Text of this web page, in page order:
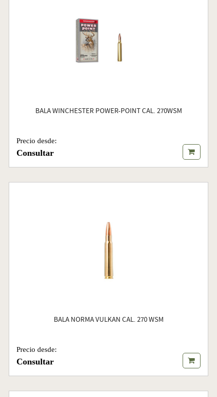
BALA WINCHESTER POWER-POINT CAL. 270WSM
Precio desde:
Consultar
BALA NORMA VULKAN CAL. 270 WSM
Precio desde:
Consultar